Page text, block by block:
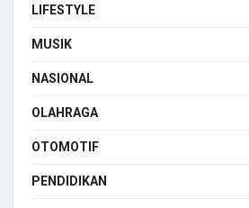
LIFESTYLE
MUSIK
NASIONAL
OLAHRAGA
OTOMOTIF
PENDIDIKAN